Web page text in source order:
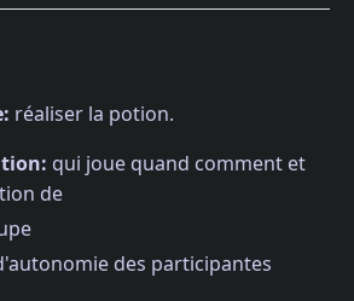
réaliser la potion.
qui joue quand comment et
de
des participantes